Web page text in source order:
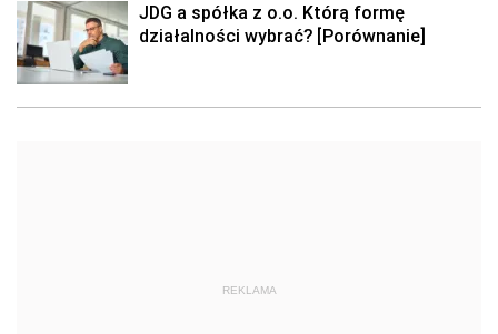
JDG a spółka z o.o. Którą formę
działalności wybrać? [Porównanie]
REKLAMA